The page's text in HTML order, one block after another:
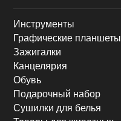
Инструменты
Графические планшеты
Зажигалки
Канцелярия
Обувь
Подарочный набор
Сушилки для белья